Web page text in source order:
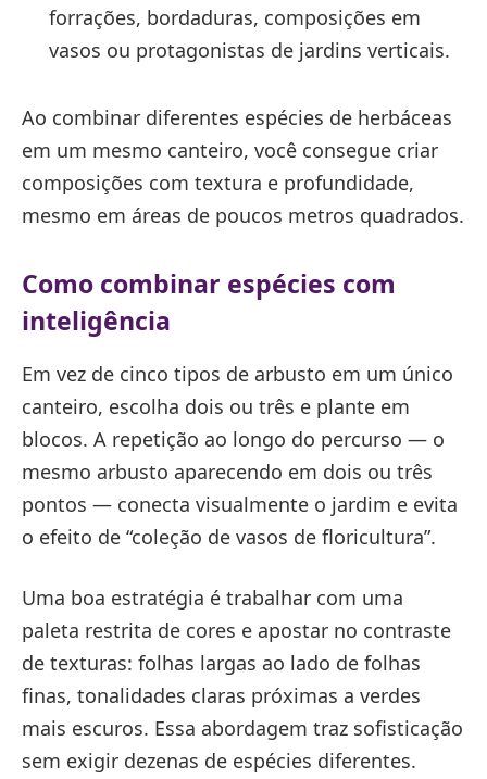
forrações, bordaduras, composições em
vasos ou protagonistas de jardins verticais.
Ao combinar diferentes espécies de herbáceas
em um mesmo canteiro, você consegue criar
composições com textura e profundidade,
mesmo em áreas de poucos metros quadrados.
Como combinar espécies com
inteligência
Em vez de cinco tipos de arbusto em um único
canteiro, escolha dois ou três e plante em
blocos. A repetição ao longo do percurso — o
mesmo arbusto aparecendo em dois ou três
pontos — conecta visualmente o jardim e evita
o efeito de “coleção de vasos de floricultura”.
Uma boa estratégia é trabalhar com uma
paleta restrita de cores e apostar no contraste
de texturas: folhas largas ao lado de folhas
finas, tonalidades claras próximas a verdes
mais escuros. Essa abordagem traz sofisticação
sem exigir dezenas de espécies diferentes.